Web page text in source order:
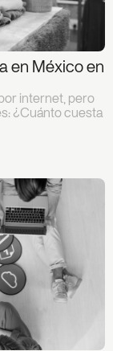
en México en
internet, pero
¿Cuánto cuesta